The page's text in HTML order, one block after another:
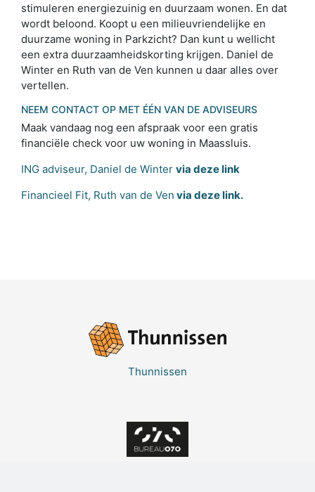
stimuleren energiezuinig en duurzaam wonen. En dat
wordt beloond. Koopt u een milieuvriendelijke en
duurzame woning in Parkzicht? Dan kunt u wellicht
een extra duurzaamheidskorting krijgen. Daniel de
Winter en Ruth van de Ven kunnen u daar alles over
vertellen.
NEEM CONTACT OP MET ÉÉN VAN DE ADVISEURS
Maak vandaag nog een afspraak voor een gratis
financiële check voor uw woning in Maassluis.
ING adviseur, Daniel de Winter via deze link
Financieel Fit, Ruth van de Ven via deze link.
Thunnissen